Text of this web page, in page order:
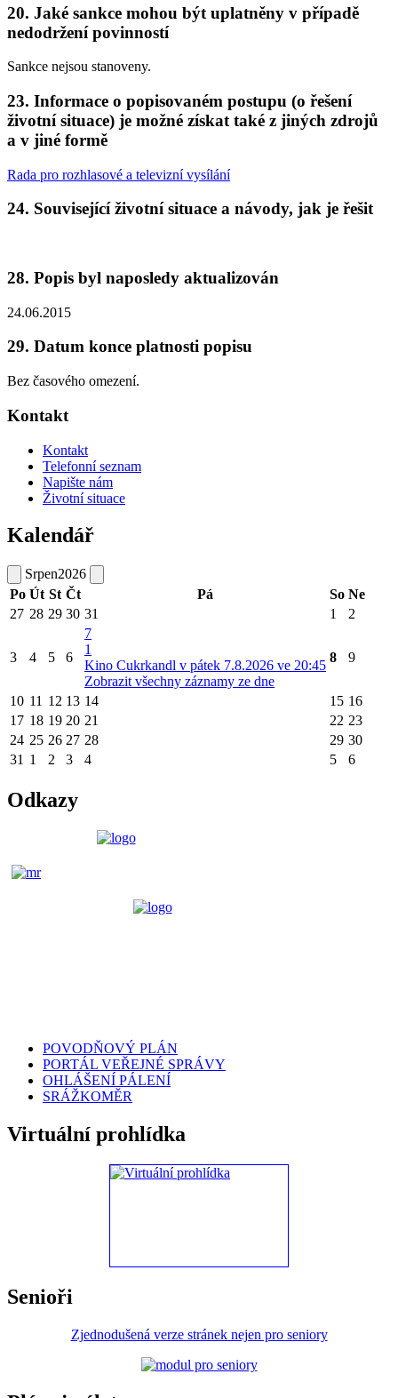
20. Jaké sankce mohou být uplatněny v případě
nedodržení povinností
Sankce nejsou stanoveny.
23. Informace o popisovaném postupu (o řešení
životní situace) je možné získat také z jiných zdrojů
a v jiné formě
Rada pro rozhlasové a televizní vysílání
24. Související životní situace a návody, jak je řešit
28. Popis byl naposledy aktualizován
24.06.2015
29. Datum konce platnosti popisu
Bez časového omezení.
Kontakt
Kontakt
Telefonní seznam
Napište nám
Životní situace
Kalendář
Srpen2026
Po Út St Čt Pá So Ne
27 28 29 30 31 1 2
3 4 5 6
7
1
Kino Cukrkandl v pátek 7.8.2026 ve 20:45
Zobrazit všechny záznamy ze dne
8 9
10 11 12 13 14 15 16
17 18 19 20 21 22 23
24 25 26 27 28 29 30
31 1 2 3 4 5 6
Odkazy
POVODŇOVÝ PLÁN
PORTÁL VEŘEJNÉ SPRÁVY
OHLÁŠENÍ PÁLENÍ
SRÁŽKOMĚR
Virtuální prohlídka
Senioři
Zjednodušená verze stránek nejen pro seniory